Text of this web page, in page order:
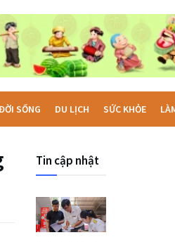
SỐNG DU LỊCH SỨC KHỎE
Tin cập nhật